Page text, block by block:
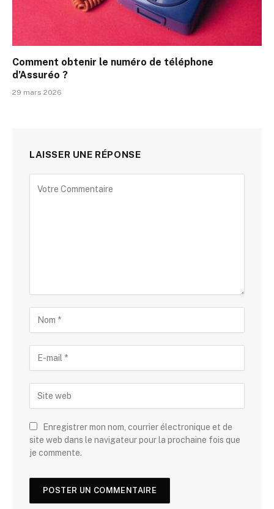
Comment obtenir le numéro de téléphone
d’Assuréo ?
29 mars 2026
LAISSER UNE RÉPONSE
Enregistrer mon nom, courrier électronique et de
site web dans le navigateur pour la prochaine fois que
je commente.